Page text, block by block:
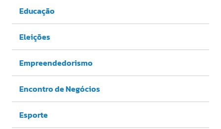
Educação
Eleições
Empreendedorismo
Encontro de Negócios
Esporte